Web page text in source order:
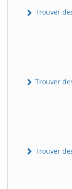
Trouver
Trouver
Trouver